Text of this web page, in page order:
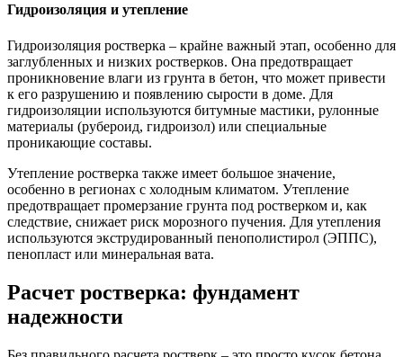
Гидроизоляция и утепление
Гидроизоляция ростверка – крайне важный этап, особенно для
заглубленных и низких ростверков. Она предотвращает
проникновение влаги из грунта в бетон, что может привести
к его разрушению и появлению сырости в доме. Для
гидроизоляции используются битумные мастики, рулонные
материалы (рубероид, гидроизол) или специальные
проникающие составы.
Утепление ростверка также имеет большое значение,
особенно в регионах с холодным климатом. Утепление
предотвращает промерзание грунта под ростверком и, как
следствие, снижает риск морозного пучения. Для утепления
используются экструдированный пенополистирол (ЭППС),
пенопласт или минеральная вата.
Расчет ростверка: фундамент
надежности